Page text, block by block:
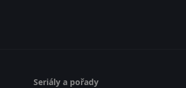
Seriály a pořady